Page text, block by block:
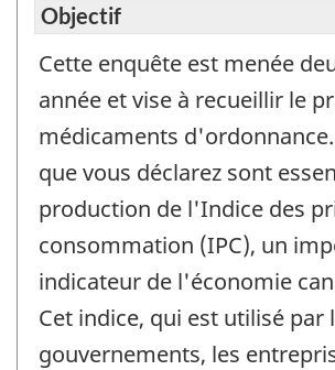
Objectif
Cette enquête est menée
année et vise à recueillir le
médicaments
que vous déclarez sont
production de l'Indice des
consommation (IPC), un
indicateur de l'économie
Cet indice, qui est utilisé par
gouvernements, les